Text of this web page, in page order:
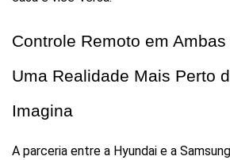
Controle Remoto em
Uma Realidade Mais Perto
Imagina
A parceria entre a Hyundai e a